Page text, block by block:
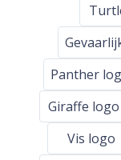
Panther
Giraffe logo
Vis logo